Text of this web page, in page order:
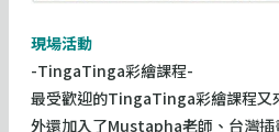
現場活動
-TingaTinga彩繪課程-
最受歡迎的TingaTinga彩繪課程又
外還加入了Mustapha老師、台灣插